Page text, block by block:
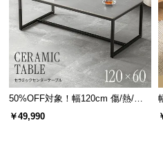
50%OFF対象！幅120cm 傷/熱/汚
れに強い セラミック製センターテ
￥49,990